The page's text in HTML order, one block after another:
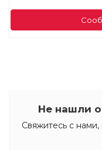
Не нашли
Свяжитесь с